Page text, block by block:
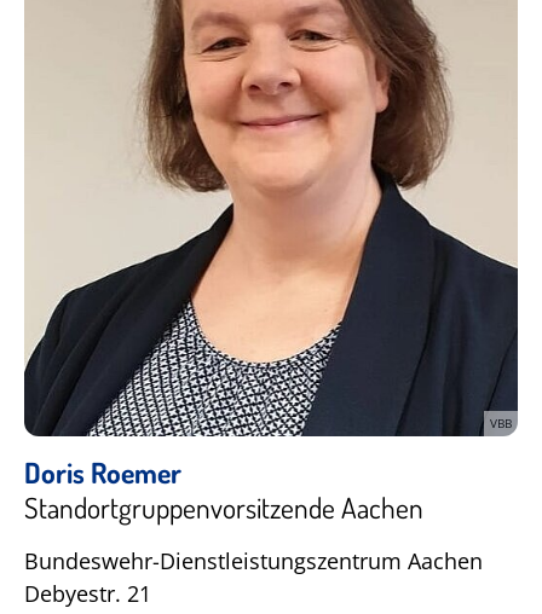
VBB
Doris Roemer
Standortgruppenvorsitzende Aachen
Bundeswehr-Dienstleistungszentrum Aachen
Debyestr. 21